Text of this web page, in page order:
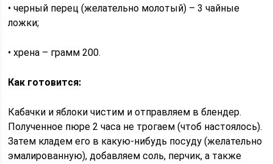
• черный перец (желательно молотый) – 3 чайные
ложки;
• хрена – грамм 200.
Как готовится:
Кабачки и яблоки чистим и отправляем в блендер.
Полученное пюре 2 часа не трогаем (чтоб настоялось).
Затем кладем его в какую-нибудь посуду (желательно
эмалированную), добавляем соль, перчик, а также